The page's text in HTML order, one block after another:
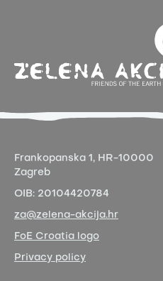
Frankopanska 1, HR-10000
Zagreb
OIB: 20104420784
za@zelena-akcija.hr
FoE Croatia logo
Privacy policy